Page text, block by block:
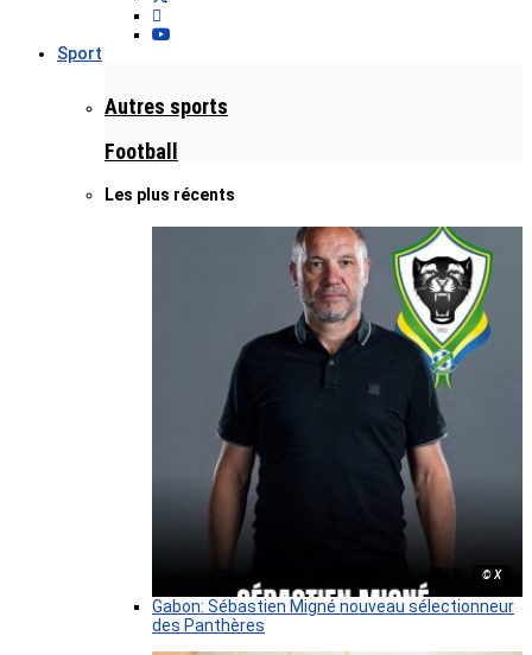
Sport
Autres sports
Football
Les plus récents
© X
Gabon: Sébastien Migné nouveau sélectionneur
des Panthères